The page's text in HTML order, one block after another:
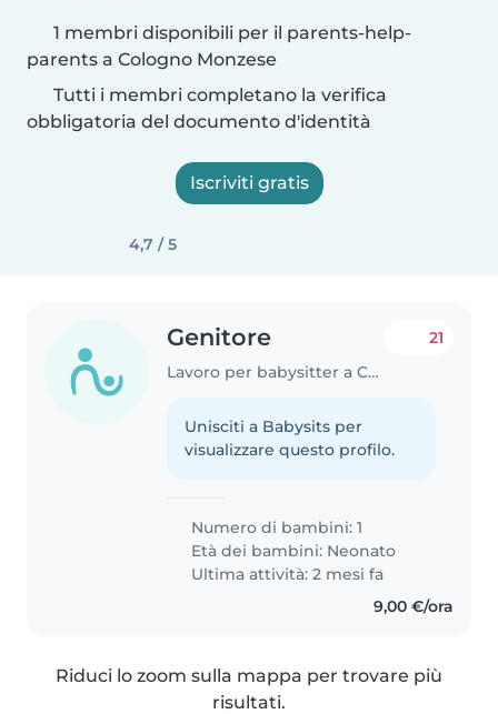
1 membri disponibili per il parents-help-
parents a Cologno Monzese
Tutti i membri completano la verifica
obbligatoria del documento d'identità
Iscriviti gratis
4,7 / 5
Genitore
Lavoro per babysitter a Cologno Monzese
21
Unisciti a Babysits per
visualizzare questo profilo.
Numero di bambini: 1
Età dei bambini: Neonato
Ultima attività: 2 mesi fa
9,00 €/ora
Riduci lo zoom sulla mappa per trovare più
risultati.